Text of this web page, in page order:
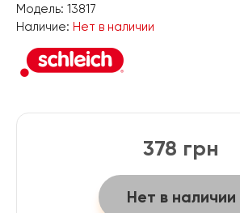
Модель: 13817
Наличие: Нет в наличии
378 грн
Нет в наличии